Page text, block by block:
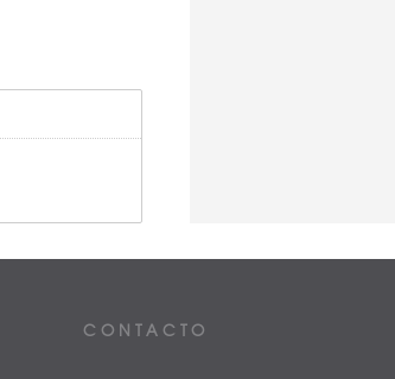
CONTACTO